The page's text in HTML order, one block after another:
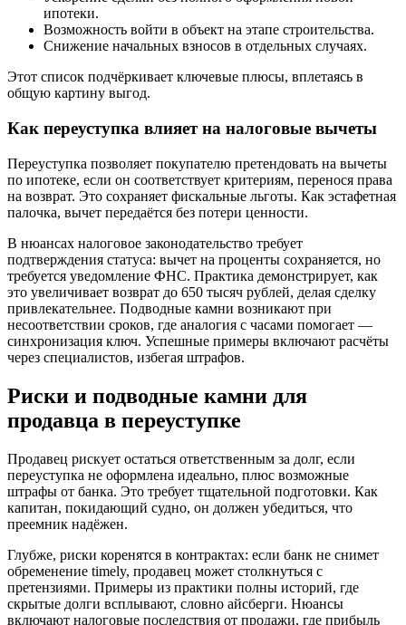
ипотеки.
Возможность войти в объект на этапе строительства.
Снижение начальных взносов в отдельных случаях.
Этот список подчёркивает ключевые плюсы, вплетаясь в
общую картину выгод.
Как переуступка влияет на налоговые вычеты
Переуступка позволяет покупателю претендовать на вычеты
по ипотеке, если он соответствует критериям, перенося права
на возврат. Это сохраняет фискальные льготы. Как эстафетная
палочка, вычет передаётся без потери ценности.
В нюансах налоговое законодательство требует
подтверждения статуса: вычет на проценты сохраняется, но
требуется уведомление ФНС. Практика демонстрирует, как
это увеличивает возврат до 650 тысяч рублей, делая сделку
привлекательнее. Подводные камни возникают при
несоответствии сроков, где аналогия с часами помогает —
синхронизация ключ. Успешные примеры включают расчёты
через специалистов, избегая штрафов.
Риски и подводные камни для
продавца в переуступке
Продавец рискует остаться ответственным за долг, если
переуступка не оформлена идеально, плюс возможные
штрафы от банка. Это требует тщательной подготовки. Как
капитан, покидающий судно, он должен убедиться, что
преемник надёжен.
Глубже, риски коренятся в контрактах: если банк не снимет
обременение timely, продавец может столкнуться с
претензиями. Примеры из практики полны историй, где
скрытые долги всплывают, словно айсберги. Нюансы
включают налоговые последствия от продажи, где прибыль